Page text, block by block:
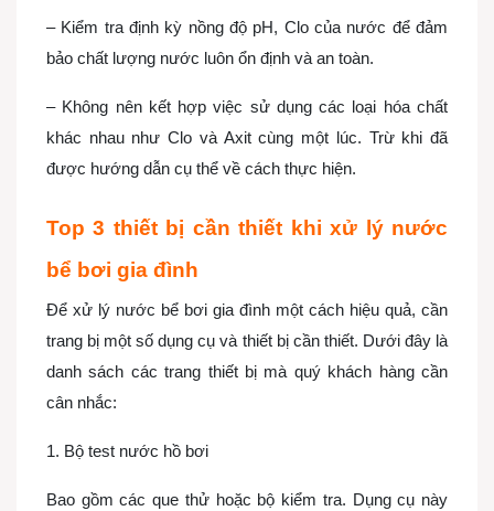
– Kiểm tra định kỳ nồng độ pH, Clo của nước để đảm
bảo chất lượng nước luôn ổn định và an toàn.
– Không nên kết hợp việc sử dụng các loại hóa chất
khác nhau như Clo và Axit cùng một lúc. Trừ khi đã
được hướng dẫn cụ thể về cách thực hiện.
Top 3 thiết bị cần thiết khi xử lý nước
bể bơi gia đình
Để xử lý nước bể bơi gia đình một cách hiệu quả, cần
trang bị một số dụng cụ và thiết bị cần thiết. Dưới đây là
danh sách các trang thiết bị mà quý khách hàng cần
cân nhắc:
1. Bộ test nước hồ bơi
Bao gồm các que thử hoặc bộ kiểm tra. Dụng cụ này